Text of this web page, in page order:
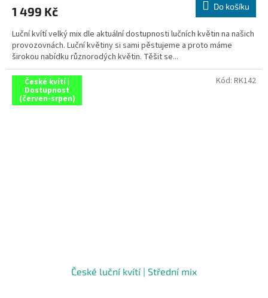
1 499 Kč Do košíku
Luční kvítí velký mix dle aktuální dostupnosti lučních květin na našich
provozovnách. Luční květiny si sami pěstujeme a proto máme
širokou nabídku různorodých květin. Těšit se...
České kvítí |
Dostupnost
(červen-srpen)
České luční kvítí | Střední mix
Kód: RK142